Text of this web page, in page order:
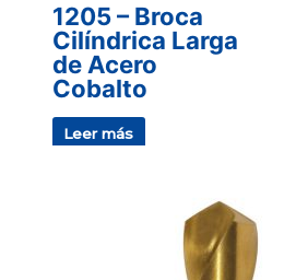
1205 – Broca
Cilíndrica Larga
de Acero
Cobalto
Leer más